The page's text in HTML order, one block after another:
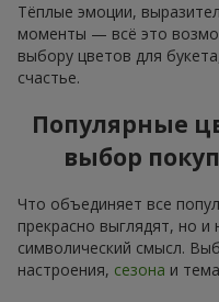
Тёплые эмоции,
моменты — всё это
выбору цветов для
счастье.
Популярные
выбор
Что объединяет все
прекрасно выглядят, но и
символический смысл.
настроения, сезона и